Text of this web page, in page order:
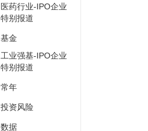
医药行业-IPO企业
特别报道
基金
工业强基-IPO企业
特别报道
常年
投资风险
数据